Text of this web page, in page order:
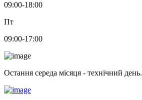
09:00-18:00
Пт
09:00-17:00
Остання середа місяця - технічний день.